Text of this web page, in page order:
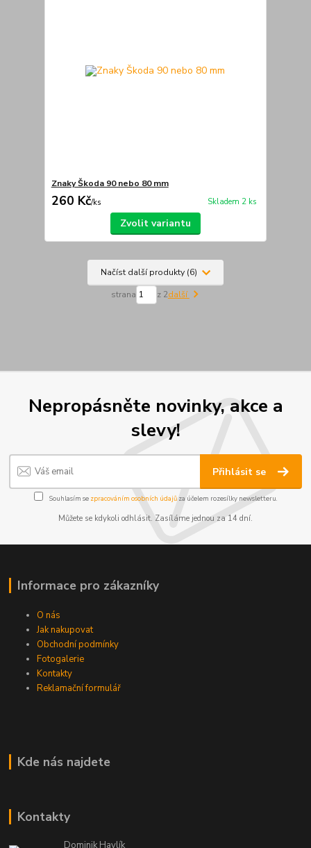
Znaky Škoda 90 nebo 80 mm
260 Kč/ks Skladem 2 ks
Zvolit variantu
Načíst další produkty (6)
strana z 2další
Nepropásněte novinky, akce a
slevy!
Přihlásit se
Souhlasím se zpracováním osobních údajůza účelem rozesílky newsletteru.
Můžete se kdykoli odhlásit. Zasíláme jednou za 14 dní.
Informace pro zákazníky
O nás
Jak nakupovat
Obchodní podmínky
Fotogalerie
Kontakty
Reklamační formulář
Kde nás najdete
Kontakty
Dominik Havlík